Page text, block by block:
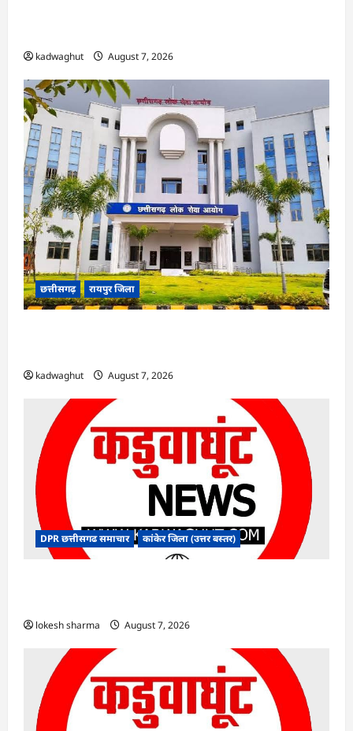
kadwaghut August 7, 2026
छत्तीसगढ़ रायपुर जिला
kadwaghut August 7, 2026
DPR छत्तीसगढ समाचार कांकेर जिला (उत्तर बस्तर)
lokesh sharma August 7, 2026